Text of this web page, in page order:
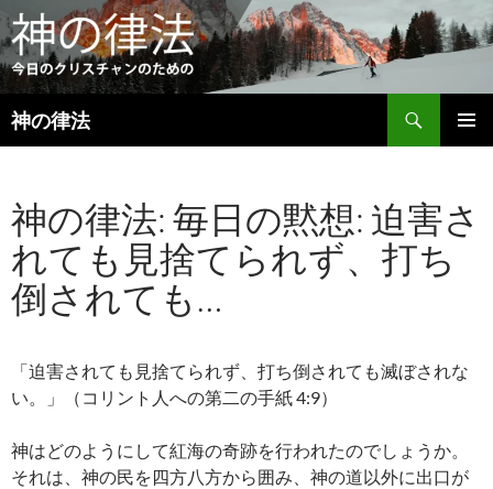
神の律法
検
索
ン
ツ
へ
ス
キ
ッ
神の律法: 毎日の黙想: 迫害さ
れても見捨てられず、打ち
倒されても…
「迫害されても見捨てられず、打ち倒されても滅ぼされな
い。」（コリント人への第二の手紙 4:9）
神はどのようにして紅海の奇跡を行われたのでしょうか。
それは、神の民を四方八方から囲み、神の道以外に出口が